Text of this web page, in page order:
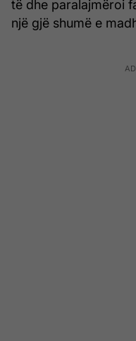
të dhe paralajmëroi
një gjë shumë e